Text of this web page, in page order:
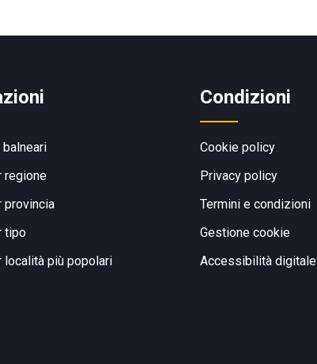
regione
provincia
tipo
località più popolari
Condizioni
Cookie policy
Privacy policy
Termini e condizioni
Gestione cookie
Accessibilità digitale